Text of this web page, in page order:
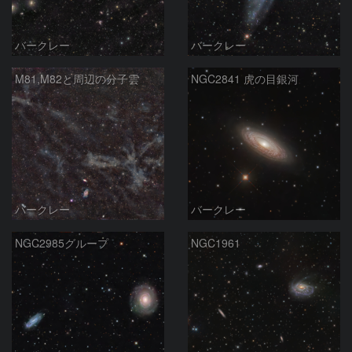
バークレー バークレー
M81,M82と周辺の分子雲
バークレー
NGC2841 虎の目銀河
バークレー
NGC2985グループ NGC1961